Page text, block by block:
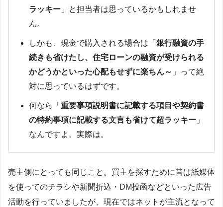
ラッキー 」と担当者は思っているかもしれませ
ん。
しかも、現金で購入される場合は「 銀行融資の手
続きも省けたし、住宅ローンの融資が受けられる
かどうかといった心配もせずに楽ちん～ 」って絶
対に思っているはずです。
何なら「 重要事項説明書に記載する項目や契約書
の特約事項に記載する文言も省けて超ラッキー 」
なんですよ。実際は。
売主側にとっても同じこと。買主を探すために昔は紙媒体
を使ってのチラシや新聞折込・DM投函などといった広告
活動を行っていましたが、現在ではネットが主流となって